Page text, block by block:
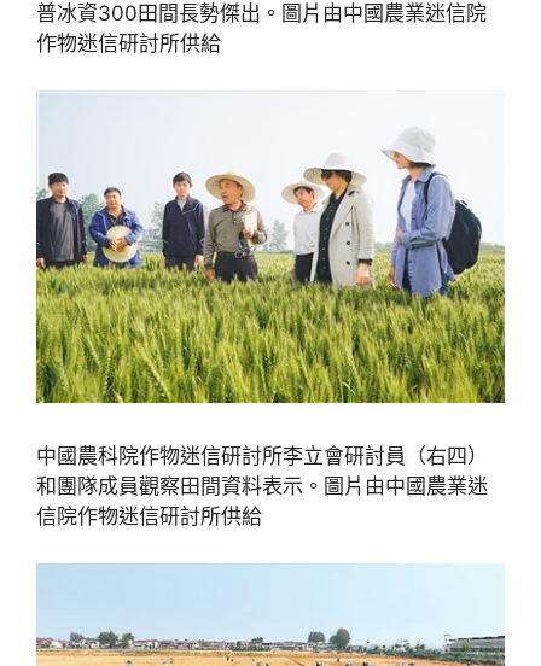
普冰資300田間長勢傑出。圖片由中國農業迷信院
作物迷信研討所供給
中國農科院作物迷信研討所李立會研討員（右四）
和團隊成員觀察田間資料表示。圖片由中國農業迷
信院作物迷信研討所供給